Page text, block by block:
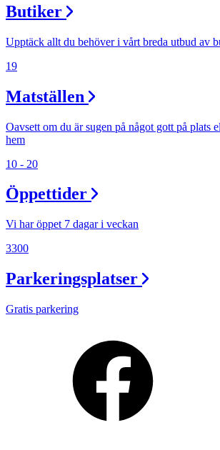
Magasin
Presentkort
Butiker
Upptäck allt du behöver i vårt breda utbud av
19
Matställen
Oavsett om du är sugen på något gott på plats
hem
10 - 20
Öppettider
Vi har öppet 7 dagar i veckan
3300
Parkeringsplatser
Gratis parkering